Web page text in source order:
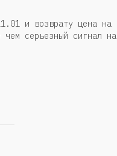
и возврату цена на
серьезный сигнал на